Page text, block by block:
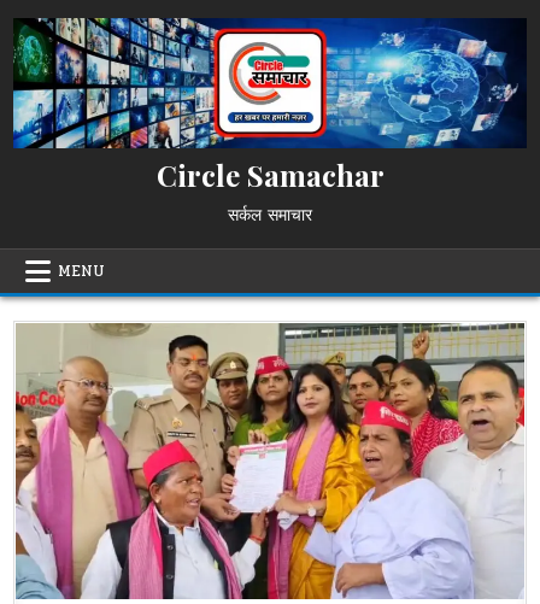
to
content
Circle Samachar
सर्कल समाचार
MENU